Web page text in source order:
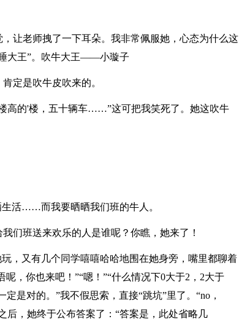
老师拽了一下耳朵。我非常佩服她，心态为什么这
大王”。吹牛大王——小璇子
定是吹牛皮吹来的。
的'楼，五十辆车……”这可把我笑死了。她这吹牛
活……而我要晒晒我们班的牛人。
班送来欢乐的人是谁呢？你瞧，她来了！
又有几个同学嘻嘻哈哈地围在她身旁，嘴里都聊着
，你也来吧！”“嗯！”“什么情况下0大于2，2大于
是对的。”我不假思索，直接“跳坑”里了。“no，
，她终于公布答案了：“答案是，此处省略几